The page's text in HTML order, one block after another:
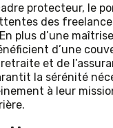
protecteur, le
des
plus d’une
d’une
et de
la sérénité
à leur